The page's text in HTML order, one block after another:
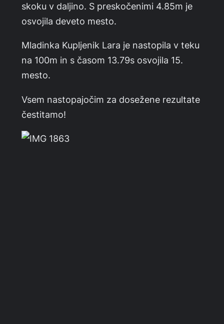
skoku v daljino. S preskočenimi 4.85m je
osvojila deveto mesto.
Mladinka Kupljenik Lara je nastopila v teku
na 100m in s časom 13.79s osvojila 15.
mesto.
Vsem nastopajočim za dosežene rezultate
čestitamo!